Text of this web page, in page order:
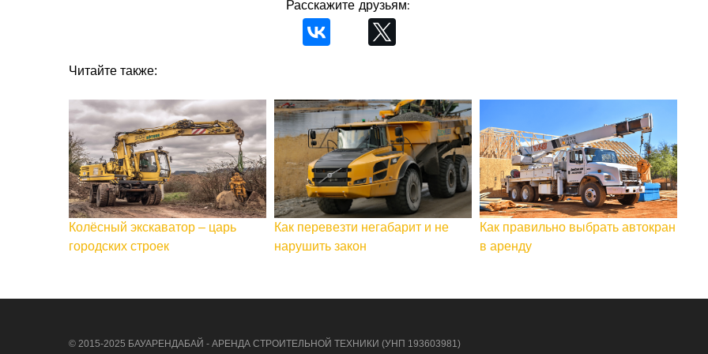
Расскажите друзьям:
Читайте также:
Колёсный экскаватор – царь
городских строек
Как перевезти негабарит и не
нарушить закон
Как правильно выбрать автокран
в аренду
© 2015-2025 БАУАРЕНДАБАЙ - АРЕНДА СТРОИТЕЛЬНОЙ ТЕХНИКИ (УНП 193603981)